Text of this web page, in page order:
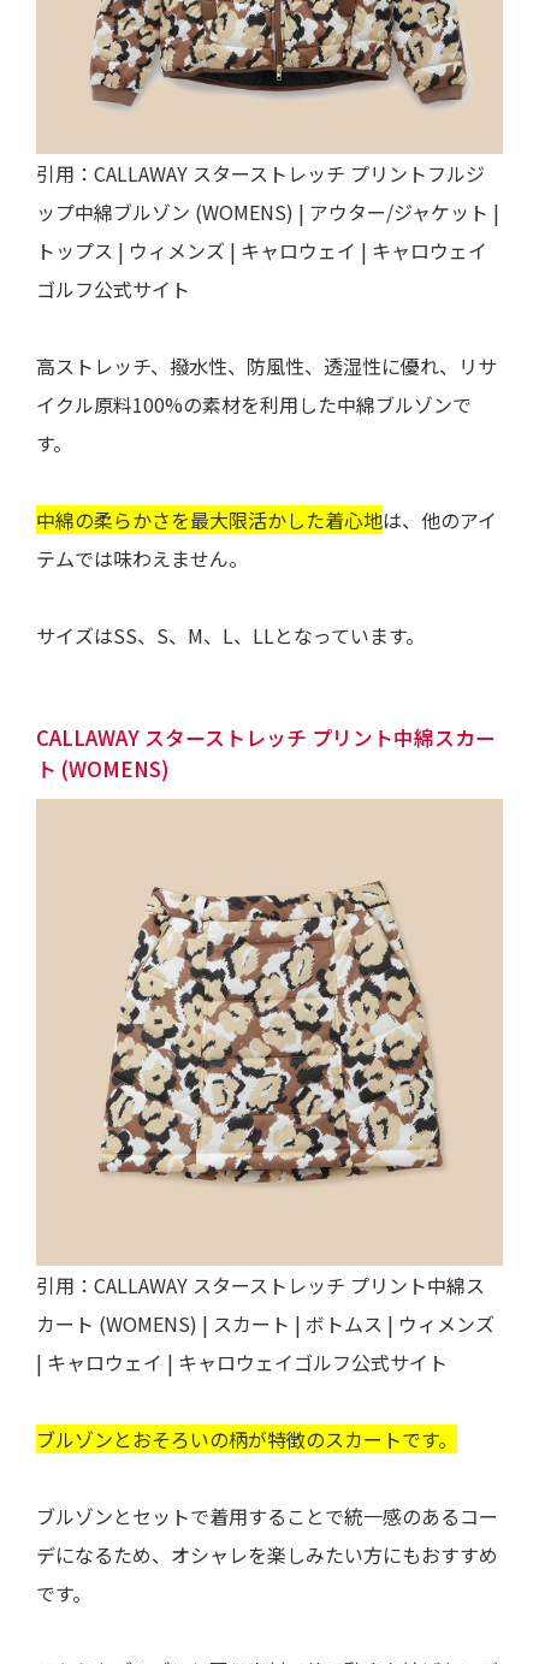
引用： CALLAWAY スターストレッチ プリントフルジ
ップ中綿ブルゾン (WOMENS) | アウター/ジャケット |
トップス | ウィメンズ | キャロウェイ | キャロウェイ
ゴルフ公式サイト
高ストレッチ、撥水性、防風性、透湿性に優れ、 リサ
イクル原料100%の素材を利用した中綿ブルゾンで
す。
中綿の柔らかさを最大限活かした着心地は、他のアイ
テムでは味わえません。
サイズはSS、S、M、L、LLとなっています。
CALLAWAY スターストレッチ プリント中綿スカー
ト (WOMENS)
引用： CALLAWAY スターストレッチ プリント中綿ス
カート (WOMENS) | スカート | ボトムス | ウィメンズ
| キャロウェイ | キャロウェイゴルフ公式サイト
ブルゾンとおそろいの柄が特徴のスカートです。
ブルゾンとセットで着用することで統一感のあるコー
デになるため、オシャレを楽しみたい方にもおすすめ
です。